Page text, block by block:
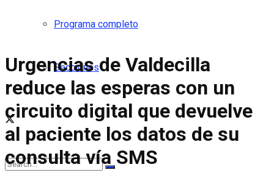
Programa completo
Secciones
Urgencias de Valdecilla
reduce las esperas con un
circuito digital que devuelve
al paciente los datos de su
consulta vía SMS